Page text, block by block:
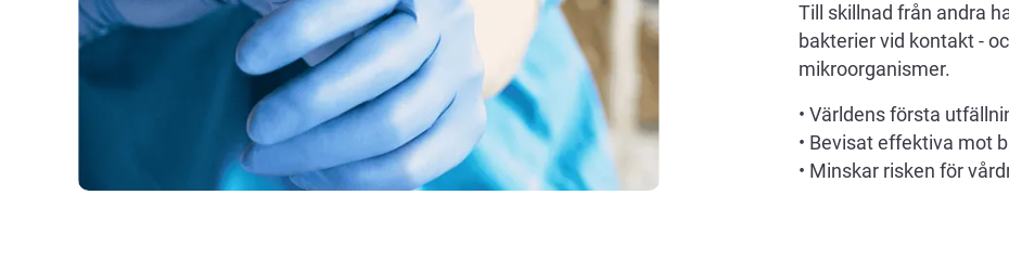
Till skillnad från andra
bakterier vid kontakt -
mikroorganismer.
• Världens första
• Bevisat effektiva mot
• Minskar risken för